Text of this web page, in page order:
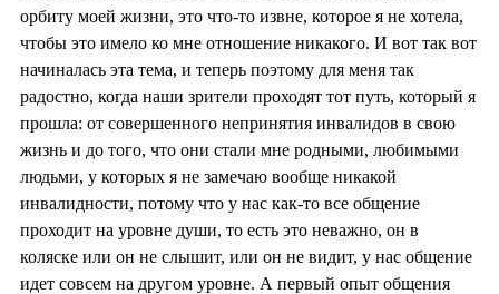
орбиту моей жизни, это что-то извне, которое я не хотела,
чтобы это имело ко мне отношение никакого. И вот так вот
начиналась эта тема, и теперь поэтому для меня так
радостно, когда наши зрители проходят тот путь, который я
прошла: от совершенного непринятия инвалидов в свою
жизнь и до того, что они стали мне родными, любимыми
людьми, у которых я не замечаю вообще никакой
инвалидности, потому что у нас как-то все общение
проходит на уровне души, то есть это неважно, он в
коляске или он не слышит, или он не видит, у нас общение
идет совсем на другом уровне. А первый опыт общения